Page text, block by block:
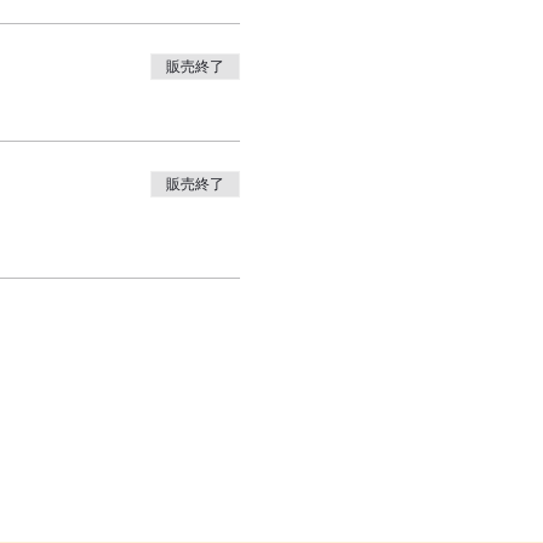
販売終了
販売終了